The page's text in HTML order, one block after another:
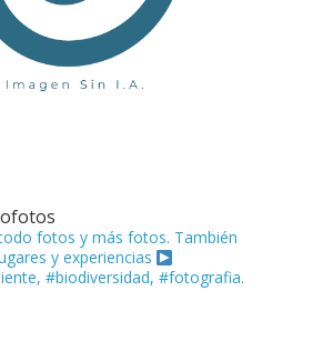
fotos y más fotos. También
y experiencias
#biodiversidad, #fotografia.